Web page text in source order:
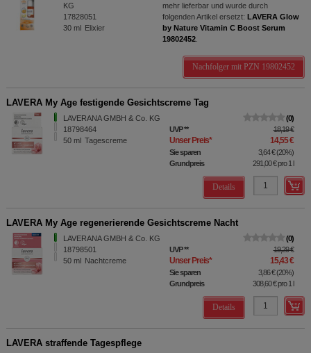
KG
17828051
30 ml Elixier
mehr lieferbar und wurde durch
folgenden Artikel ersetzt: LAVERA Glow
by Nature Vitamin C Boost Serum
19802452.
Nachfolger mit PZN 19802452
LAVERA My Age festigende Gesichtscreme Tag
LAVERANA GMBH & Co. KG
18798464
50 ml Tagescreme
0
UVP** 18,19 €
Unser Preis* 14,55 €
Sie sparen 3,64 €(20%)
Grundpreis
291,00 €pro 1 l
Details
LAVERA My Age regenerierende Gesichtscreme Nacht
LAVERANA GMBH & Co. KG
18798501
50 ml Nachtcreme
0
UVP** 19,29 €
Unser Preis* 15,43 €
Sie sparen 3,86 €(20%)
Grundpreis
308,60 €pro 1 l
Details
LAVERA straffende Tagespflege